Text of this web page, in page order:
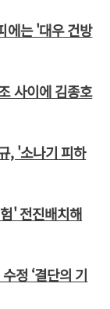
에는 '대우 건방
사이에 김종호
, '소나기 피하
' 전진배치해
정 ‘결단의 기